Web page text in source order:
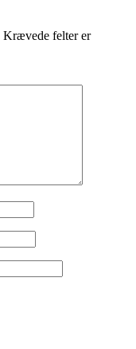
Krævede felter er